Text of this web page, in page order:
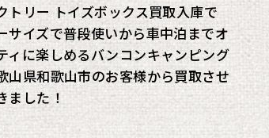
トリー トイズボックス買取入庫で
サイズで普段使いから車中泊までオ
ィに楽しめるバンコンキャンピング
山県和歌山市のお客様から買取させ
ました！